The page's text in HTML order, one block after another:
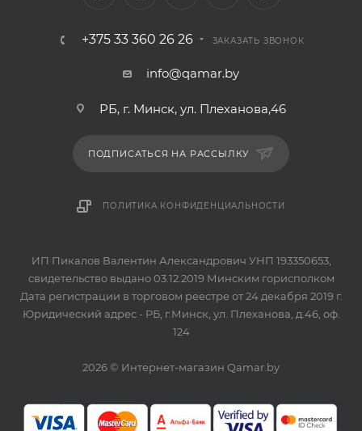
+375 33 360 26 26 ЗАКАЗАТЬ ЗВОНОК
info@qamar.by
РБ, г. Минск, ул. Плеханова,46
ПОДПИСАТЬСЯ НА РАССЫЛКУ
ПОЛИТИКА КОНФИДЕНЦИАЛЬНОСТИ
ИП Пикалов Валентин Александрович УНП 193350653,
свидетельство выдано 03.12.2019 Минским горисполком
Дата регистрации в торговом реестре от 24 декабря 2019 г.
Юридический адрес - РБ, г.Минск, ул. Плеханова, д.46, оф.
124
2026 © Интернет-магазин Qamar.by